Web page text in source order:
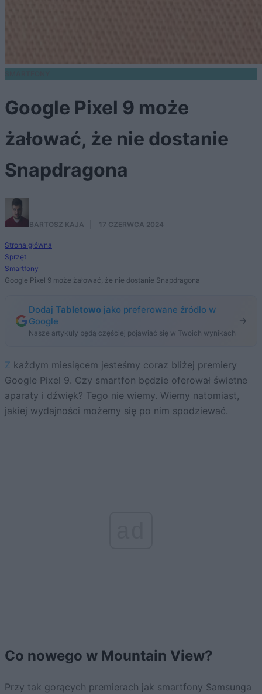
Google Pixel 9 może
żałować, że nie dostanie
Snapdragona
BARTOSZ KAJA 17 CZERWCA 2024
Strona główna
Sprzęt
Smartfony
Google Pixel 9 może żałować, że nie dostanie Snapdragona
Dodaj Tabletowo jako preferowane źródło w
Google
Nasze artykuły będą częściej pojawiać się w Twoich wynikach
Z każdym miesiącem jesteśmy coraz bliżej premiery
Google Pixel 9. Czy smartfon będzie oferował świetne
aparaty i dźwięk? Tego nie wiemy. Wiemy natomiast,
jakiej wydajności możemy się po nim spodziewać.
Co nowego w Mountain View?
Przy tak gorących premierach jak smartfony Samsunga